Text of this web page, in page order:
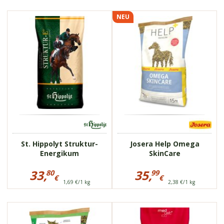
Müsli
Müsli
St. Hippolyt Struktur-
Energikum
Hippolyt
Energikum
33,80
€
1,69 €/1 kg
75803
hochwertige
Zusammensetzung
stärkt das
Immunsystem
regt die Verdauung
NEU
Josera Help Omega
SkinCare
Josera
Help
SkinCare
35,99
€
2,38 €/1 kg
75846
bei sensibler
Verdauung
getreidefrei
niedriger
Zuckergehalt
75716